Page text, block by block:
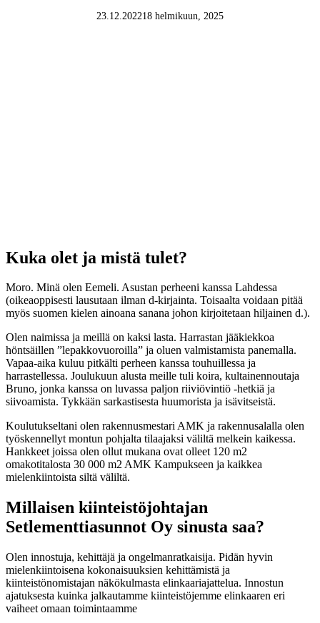
23.12.202218 helmikuun, 2025
Kuka olet ja mistä tulet?
Moro. Minä olen Eemeli. Asustan perheeni kanssa Lahdessa
(oikeaoppisesti lausutaan ilman d-kirjainta. Toisaalta voidaan pitää
myös suomen kielen ainoana sanana johon kirjoitetaan hiljainen d.).
Olen naimissa ja meillä on kaksi lasta. Harrastan jääkiekkoa
höntsäillen ”lepakkovuoroilla” ja oluen valmistamista panemalla.
Vapaa-aika kuluu pitkälti perheen kanssa touhuillessa ja
harrastellessa. Joulukuun alusta meille tuli koira, kultainennoutaja
Bruno, jonka kanssa on luvassa paljon riiviövintiö -hetkiä ja
siivoamista. Tykkään sarkastisesta huumorista ja isävitseistä.
Koulutukseltani olen rakennusmestari AMK ja rakennusalalla olen
työskennellyt montun pohjalta tilaajaksi väliltä melkein kaikessa.
Hankkeet joissa olen ollut mukana ovat olleet 120 m2
omakotitalosta 30 000 m2 AMK Kampukseen ja kaikkea
mielenkiintoista siltä väliltä.
Millaisen kiinteistöjohtajan
Setlementtiasunnot Oy sinusta saa?
Olen innostuja, kehittäjä ja ongelmanratkaisija. Pidän hyvin
mielenkiintoisena kokonaisuuksien kehittämistä ja
kiinteistönomistajan näkökulmasta elinkaariajattelua. Innostun
ajatuksesta kuinka jalkautamme kiinteistöjemme elinkaaren eri
vaiheet omaan toimintaamme